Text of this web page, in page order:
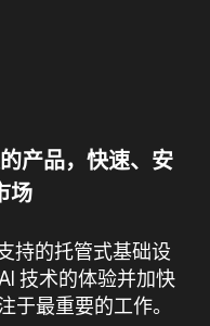
产品，快速、安
场
持的托管式基础设
技术的体验并加快
于最重要的工作。